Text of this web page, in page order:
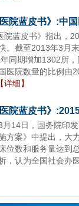
医院蓝皮书》:中
院蓝皮书》指出，
。截至2013年3月
同期增加1302所
医院数量的比例由
【详细】
医院蓝皮书》
月14日，国务院印
方案》中提出，大
位数和服务量达到
，认为全国社会办